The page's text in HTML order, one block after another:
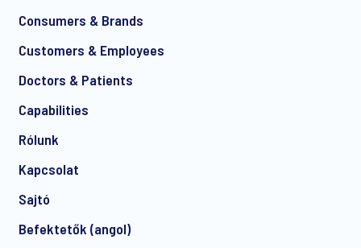
Consumers & Brands
Customers & Employees
Doctors & Patients
Capabilities
Rólunk
Kapcsolat
Sajtó
Befektetők (angol)